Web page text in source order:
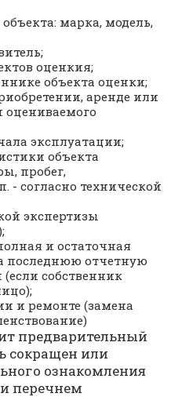
марка, модель,
оценкия;
объекта оценки;
аренде или
эксплуатации;
объекта
пробег,
- согласно технической
экспертизы
и остаточная
последнюю отчетную
собственник
и ремонте (замена
предварительный
сокращен или
ознакомления
перечнем